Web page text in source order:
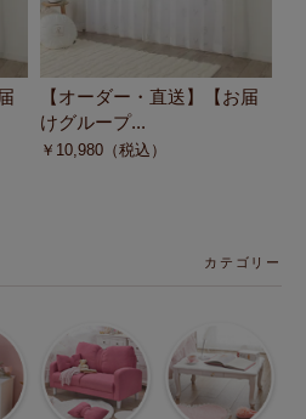
【オーダー・直送】【お届
けグループ...
￥ 10,980 （税込）
カテゴリー